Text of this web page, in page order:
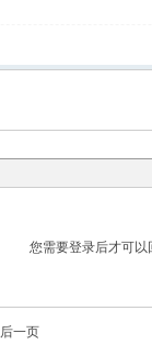
您需要登录后才可以
一页